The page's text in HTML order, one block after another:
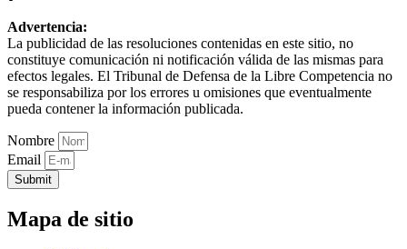
Advertencia:
La publicidad de las resoluciones contenidas en este sitio, no
constituye comunicación ni notificación válida de las mismas para
efectos legales. El Tribunal de Defensa de la Libre Competencia no
se responsabiliza por los errores u omisiones que eventualmente
pueda contener la información publicada.
Nombre
Email
Submit
Mapa de sitio